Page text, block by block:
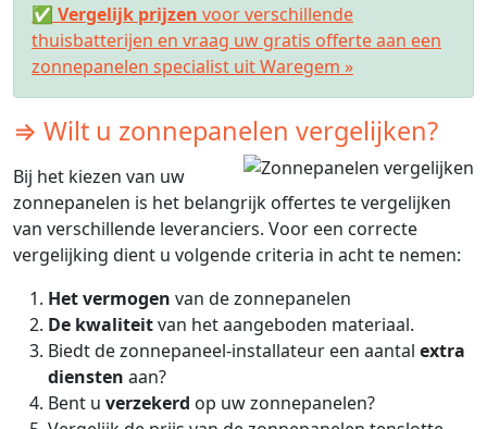
✅ Vergelijk prijzen voor verschillende
thuisbatterijen en vraag uw gratis offerte aan een
zonnepanelen specialist uit Waregem »
⇒ Wilt u zonnepanelen vergelijken?
Bij het kiezen van uw
zonnepanelen is het belangrijk offertes te vergelijken
van verschillende leveranciers. Voor een correcte
vergelijking dient u volgende criteria in acht te nemen:
Het vermogen van de zonnepanelen
De kwaliteitvan het aangeboden materiaal.
Biedt de zonnepaneel-installateur een aantal extra
diensten aan?
Bent u verzekerd op uw zonnepanelen?